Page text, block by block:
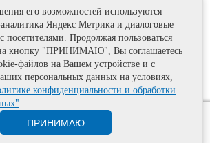
безопасности Правила
его возможностей используются
Яндекс Метрика и диалоговые
посетителями. Продолжая пользоваться
кнопку "ПРИНИМАЮ", Вы соглашаетесь
файлов на Вашем устройстве и с
персональных данных на условиях,
конфиденциальности и обработки
.
ПРИНИМАЮ